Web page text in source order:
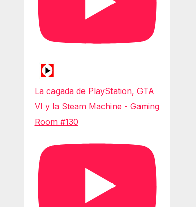
La cagada de PlayStation, GTA
VI y la Steam Machine - Gaming
Room #130